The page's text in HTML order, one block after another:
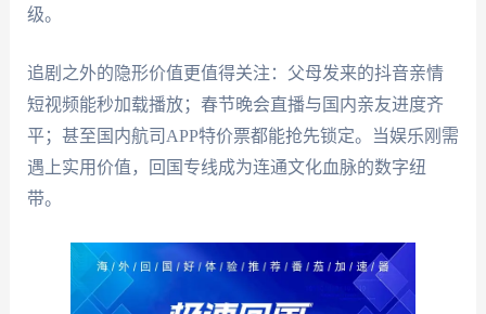
级。
追剧之外的隐形价值更值得关注：父母发来的抖音亲情
短视频能秒加载播放；春节晚会直播与国内亲友进度齐
平；甚至国内航司APP特价票都能抢先锁定。当娱乐刚需
遇上实用价值，回国专线成为连通文化血脉的数字纽
带。